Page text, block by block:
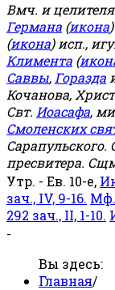
Вмч. и целителя
Германа (икона
(икона) исп.,
Климента (
Саввы, Горазда
Кочанова,
Свт. Иоасафа,
Смоленских
пресвитера.
Утр. - Ев. 10-е,
зач., IV, 9-16.
292 зач., II, 1-10.
-
Вы здесь:
Главная/